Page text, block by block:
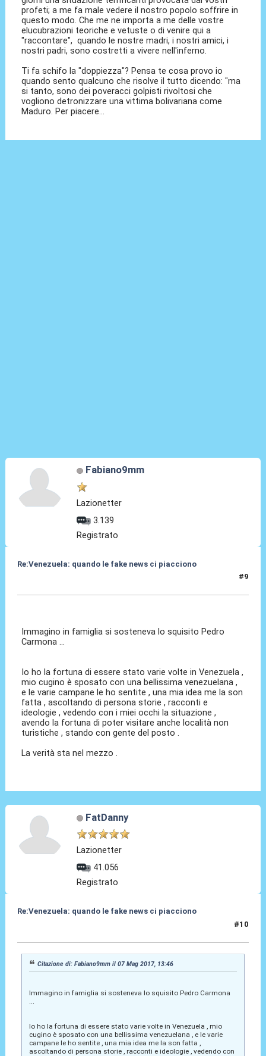
profeti; a me fa male vedere il nostro popolo soffrire in
questo modo. Che me ne importa a me delle vostre
elucubrazioni teoriche e vetuste o di venire qui a
"raccontare", quando le nostre madri, i nostri amici, i
nostri padri, sono costretti a vivere nell'inferno.
Ti fa schifo la "doppiezza"? Pensa te cosa provo io
quando sento qualcuno che risolve il tutto dicendo: "ma
si tanto, sono dei poveracci golpisti rivoltosi che
vogliono detronizzare una vittima bolivariana come
Maduro. Per piacere...
Fabiano9mm
Lazionetter
3.139
Registrato
Re:Venezuela: quando le fake news ci piacciono
#9
Immagino in famiglia si sosteneva lo squisito Pedro
Carmona ...
Io ho la fortuna di essere stato varie volte in Venezuela ,
mio cugino è sposato con una bellissima venezuelana ,
e le varie campane le ho sentite , una mia idea me la son
fatta , ascoltando di persona storie , racconti e
ideologie , vedendo con i miei occhi la situazione ,
avendo la fortuna di poter visitare anche località non
turistiche , stando con gente del posto .
La verità sta nel mezzo .
FatDanny
Lazionetter
41.056
Registrato
Re:Venezuela: quando le fake news ci piacciono
#10
Citazione di: Fabiano9mm il 07 Mag 2017, 13:46
Immagino in famiglia si sosteneva lo squisito Pedro Carmona
Io ho la fortuna di essere stato varie volte in Venezuela , mio
cugino è sposato con una bellissima venezuelana , e le varie
campane le ho sentite , una mia idea me la son fatta ,
ascoltando di persona storie , racconti e ideologie , vedendo con